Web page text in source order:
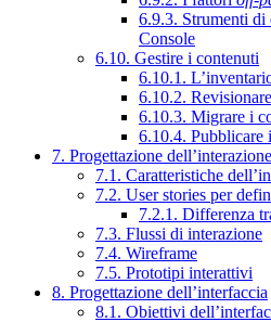
6.9.3. Strumenti di
Console
6.10. Gestire i contenuti
6.10.1.
6.10.2.
6.10.3. Migrare i
6.10.4. Pubblicare
7. Progettazione dell’interazione
7.1. Caratteristiche
7.2. User stories per
7.2.1. Differenza
7.3. Flussi di interazione
7.4. Wireframe
7.5. Prototipi interattivi
8. Progettazione dell’interfaccia
8.1. Obiettivi